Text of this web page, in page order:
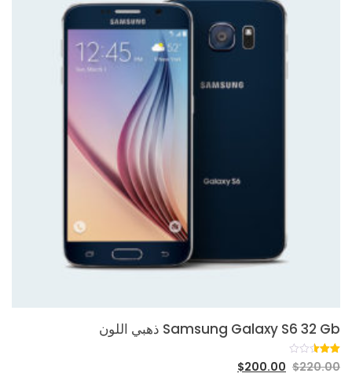
Samsung Galaxy S6 32 Gb ذهبي اللون
تم
التقييم
39278
$220.00
$200.00